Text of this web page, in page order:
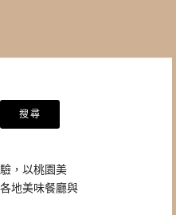
，以桃園美
地美味餐廳與